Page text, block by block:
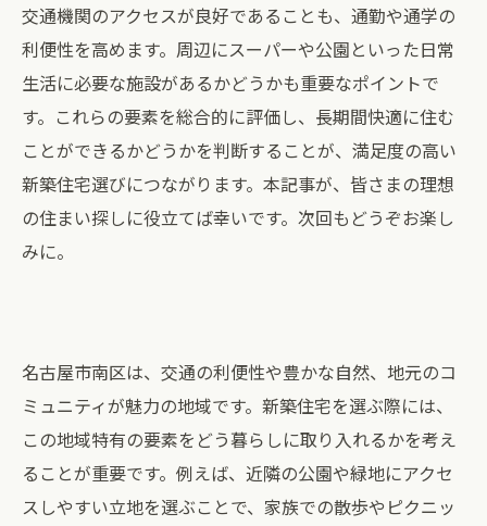
交通機関のアクセスが良好であることも、通勤や通学の
利便性を高めます。周辺にスーパーや公園といった日常
生活に必要な施設があるかどうかも重要なポイントで
す。これらの要素を総合的に評価し、長期間快適に住む
ことができるかどうかを判断することが、満足度の高い
新築住宅選びにつながります。本記事が、皆さまの理想
の住まい探しに役立てば幸いです。次回もどうぞお楽し
みに。
名古屋市南区は、交通の利便性や豊かな自然、地元のコ
ミュニティが魅力の地域です。新築住宅を選ぶ際には、
この地域特有の要素をどう暮らしに取り入れるかを考え
ることが重要です。例えば、近隣の公園や緑地にアクセ
スしやすい立地を選ぶことで、家族での散歩やピクニッ